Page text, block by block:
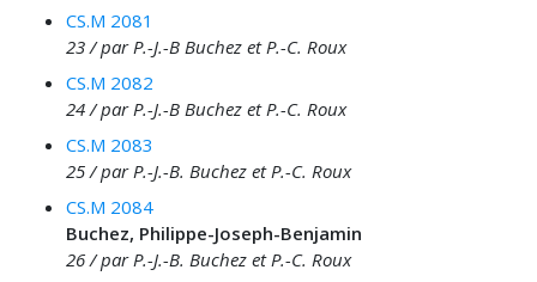
CS.M 2081
23 / par P.-J.-B Buchez et P.-C. Roux
CS.M 2082
24 / par P.-J.-B Buchez et P.-C. Roux
CS.M 2083
25 / par P.-J.-B. Buchez et P.-C. Roux
CS.M 2084
Buchez, Philippe-Joseph-Benjamin
26 / par P.-J.-B. Buchez et P.-C. Roux